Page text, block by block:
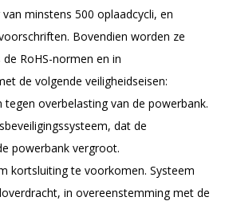
minstens 500 oplaadcycli, en
Bovendien worden ze
RoHS-normen en in
de volgende veiligheidseisen:
tegen overbelasting van de powerbank.
dat de
powerbank vergroot.
kortsluiting te voorkomen. Systeem
in overeenstemming met de